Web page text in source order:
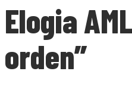
Elogia
orden”